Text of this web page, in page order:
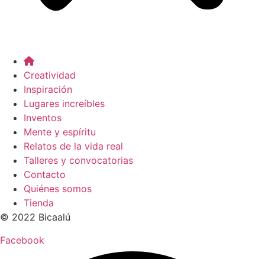
Creatividad
Inspiración
Lugares increíbles
Inventos
Mente y espíritu
Relatos de la vida real
Talleres y convocatorias
Contacto
Quiénes somos
Tienda
© 2022 Bicaalú
Facebook